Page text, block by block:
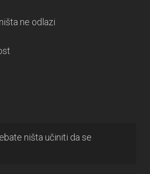
ne odlazi
ništa učiniti da se